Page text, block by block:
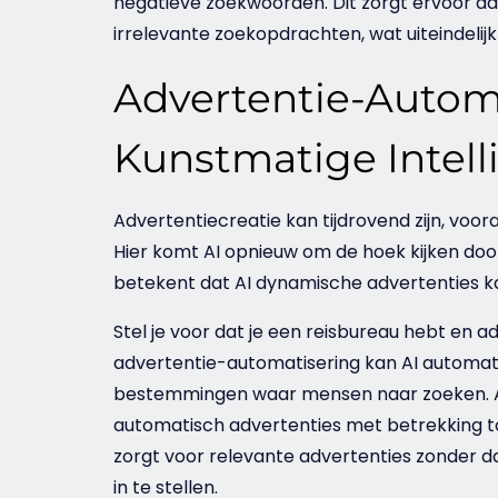
irrelevante zoekopdrachten, wat
Advertentie-
Kunstmatige
Advertentiecreatie kan tijdrovend zijn,
Hier komt AI opnieuw om de hoek kijken
betekent dat AI dynamische advertenties
Stel je voor dat je een reisbureau hebt en
advertentie-automatisering kan AI
bestemmingen waar mensen naar zoeken.
automatisch advertenties met betrekking
zorgt voor relevante advertenties zonder
in te stellen.